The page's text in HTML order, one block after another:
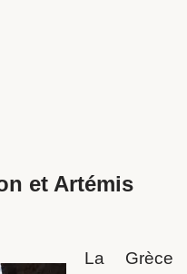
et Artémis
La Grèce